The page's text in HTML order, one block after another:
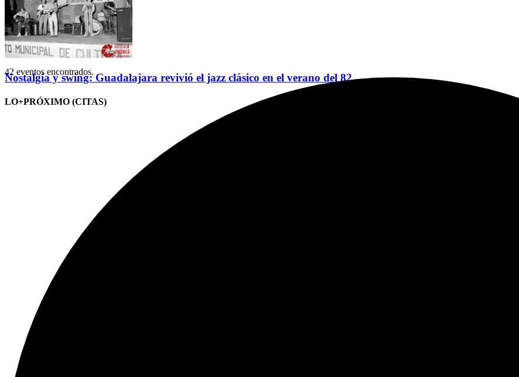
Nostalgia y swing: Guadalajara revivió el jazz clásico en el verano del 82
LO+PRÓXIMO (CITAS)
42 eventos encontrados.